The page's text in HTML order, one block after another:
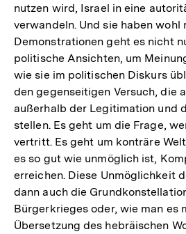
nutzen wird, Israel in eine
verwandeln. Und sie haben wohl
Demonstrationen geht es nicht
politische Ansichten, um
wie sie im politischen Diskurs
den gegenseitigen Versuch, die
außerhalb der Legitimation und
stellen. Es geht um die Frage,
vertritt. Es geht um konträre
es so gut wie unmöglich ist,
erreichen. Diese Unmöglichkeit
dann auch die
Bürgerkrieges oder, wie man es
Übersetzung des hebräischen